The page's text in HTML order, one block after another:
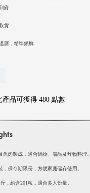
府
貨
層，精準鎖鮮
產品可獲得 480 點數
魚肉製成，適合鍋物、湯品及炸物料理。
，保存期限長，方便家庭儲存使用。
，約含201粒，適合多人份量。